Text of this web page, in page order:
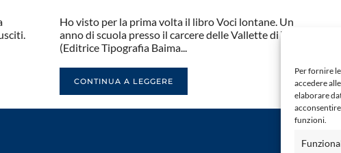
Per fornire
accedere
elaborare
funzioni.
Ho visto per la prima volta il libro Voci lontane. Un
anno di scuola presso il carcere delle Vallette di Torino
(Editrice Tipografia Baima...
CONTINUA A LEGGERE